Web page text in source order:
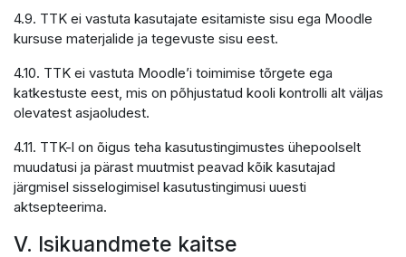
4.9. TTK ei vastuta kasutajate esitamiste sisu ega Moodle
kursuse materjalide ja tegevuste sisu eest.
4.10. TTK ei vastuta Moodle’i toimimise tõrgete ega
katkestuste eest, mis on põhjustatud kooli kontrolli alt väljas
olevatest asjaoludest.
4.11. TTK-l on õigus teha kasutustingimustes ühepoolselt
muudatusi ja pärast muutmist peavad kõik kasutajad
järgmisel sisselogimisel kasutustingimusi uuesti
aktsepteerima.
V. Isikuandmete kaitse